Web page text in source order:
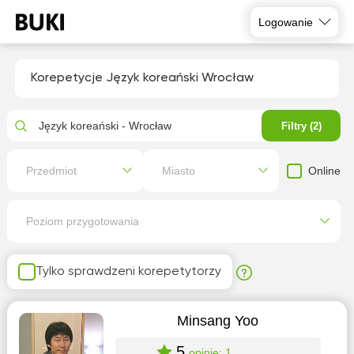
Logowanie
Korepetycje Język koreański Wrocław
Tylko sprawdzeni korepetytorzy
Minsang Yoo
Język koreański - Wrocław Filtry (2)
Przedmiot Miasto Online
Poziom przygotowania